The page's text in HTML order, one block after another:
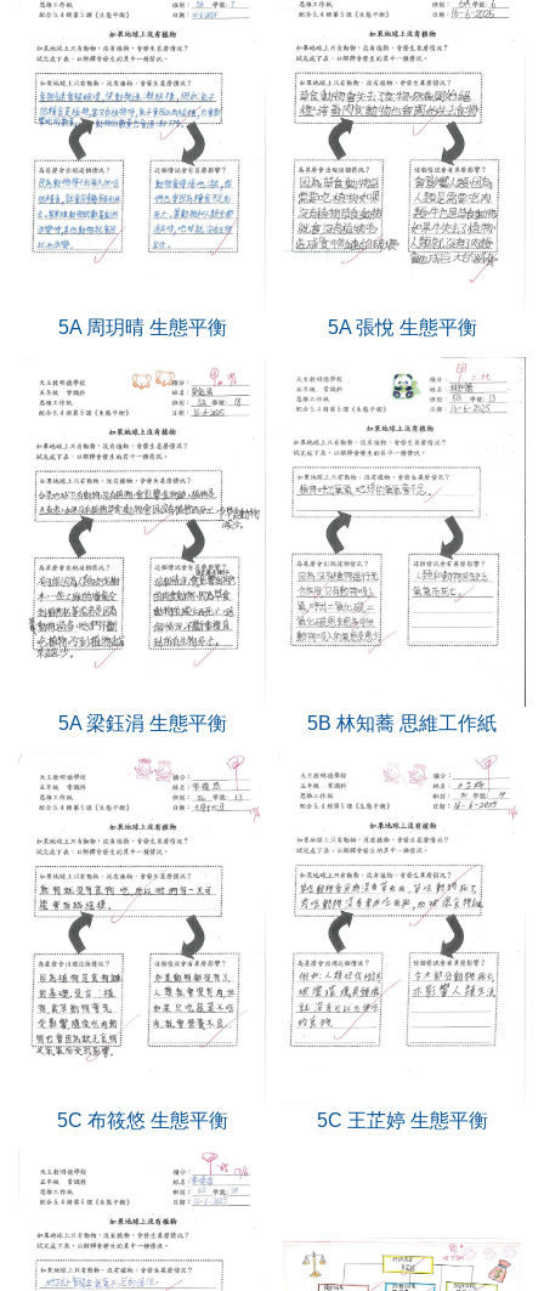
5A 周玥晴 生態平衡 5A 張悅 生態平衡
5A 梁鈺涓 生態平衡 5B 林知蕎 思維工作紙
5C 布筱悠 生態平衡 5C 王芷婷 生態平衡